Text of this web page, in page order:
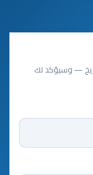
— وسيؤكد لك